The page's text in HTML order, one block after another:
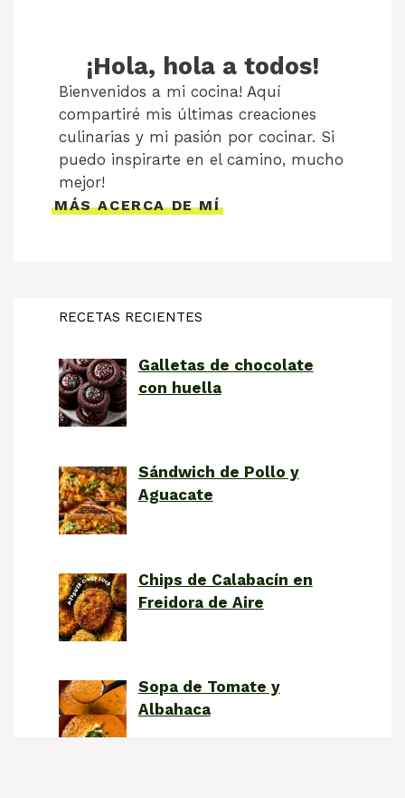
¡Hola, hola a todos!
Bienvenidos a mi cocina! Aquí
compartiré mis últimas creaciones
culinarias y mi pasión por cocinar. Si
puedo inspirarte en el camino, mucho
mejor!
MÁS ACERCA DE MÍ
RECETAS RECIENTES
Galletas de chocolate
con huella
Sándwich de Pollo y
Aguacate
Chips de Calabacín en
Freidora de Aire
Sopa de Tomate y
Albahaca